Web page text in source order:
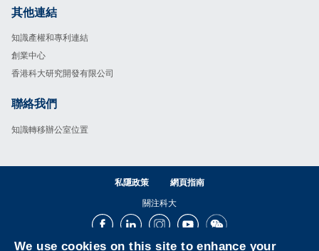
Footer
其他連結
知識產權和專利連結
創業中心
香港科大研究開發有限公司
Footer
聯絡我們
知識轉移辦公室位置
私隱政策 網頁指南
關注科大
FacebookLinkedInInstagramYoutubeWechat
We use cookies on this site to enhance your